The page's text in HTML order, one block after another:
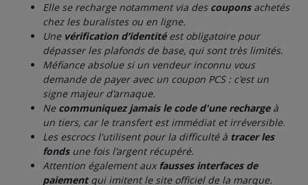
Elle se recharge notamment via des coupons achetés
chez les buralistes ou en ligne.
Une vérification d’identitéest obligatoire pour
dépasser les plafonds de base, qui sont très limités.
Méfiance absolue si un vendeur inconnu vous
demande de payer avec un coupon PCS : c'est un
signe majeur d'arnaque.
Ne communiquez jamais le code d'une recharge à
un tiers, car le transfert est immédiat et irréversible.
Les escrocs l'utilisent pour la difficulté à tracer les
fonds une fois l'argent récupéré.
Attention également auxfausses interfaces de
paiementqui imitent le site officiel de la marque.